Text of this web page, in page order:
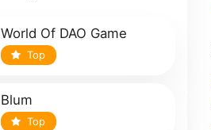
World Of DAO Game
Top
Blum
Top